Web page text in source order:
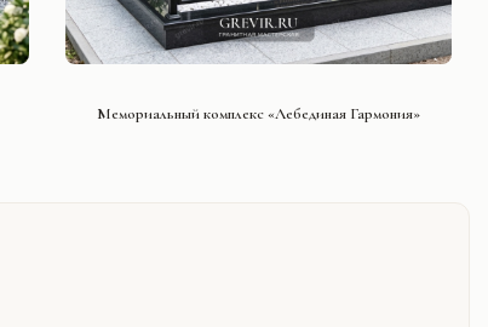
Мемориальный комплекс «Лебединая Гармония»